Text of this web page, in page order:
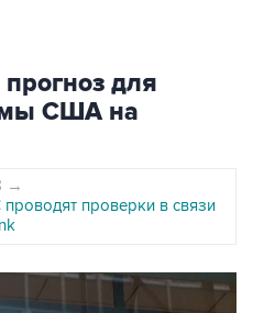
для
США на
→
проверки в связи